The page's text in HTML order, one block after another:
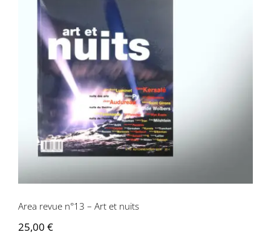
Area revue n°13 – Art et nuits
Area revue n°13 – Art et nuits
25,00 €